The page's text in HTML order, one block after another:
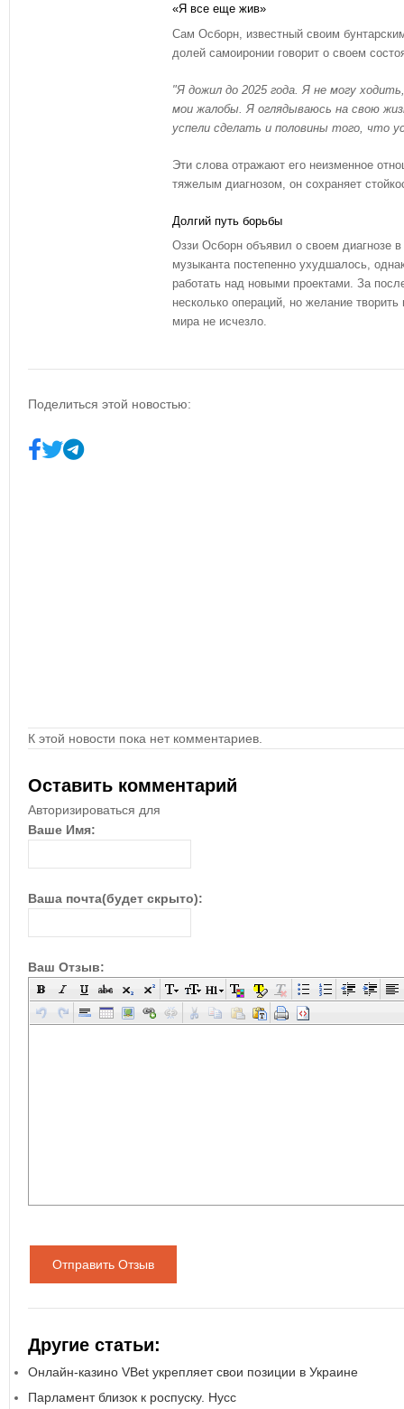
«Я все еще жив»
Сам Осборн, известный своим
долей самоиронии говорит о своем
"Я дожил до 2025 года. Я не могу
мои жалобы. Я оглядываюсь на свою
успели сделать и половины того, что
Эти слова отражают его неизменное
тяжелым диагнозом, он сохраняет
Долгий путь борьбы
Оззи Осборн объявил о своем диагнозе
музыканта постепенно ухудшалось,
работать над новыми проектами. За
несколько операций, но желание
мира не исчезло.
Поделиться этой новостью:
К этой новости пока нет комментариев.
Оставить комментарий
Авторизироваться для
Ваше Имя:
Ваша почта(будет скрыто):
Ваш Отзыв:
Отправить Отзыв
Другие статьи:
Онлайн-казино VBet укрепляет свои позиции в Украине
Парламент близок к роспуску. Нусс